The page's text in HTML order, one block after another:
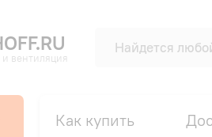
вентиляция
Как купить